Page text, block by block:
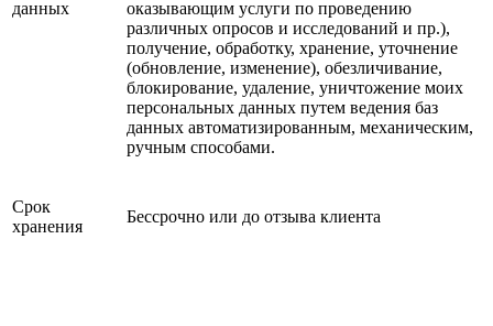
данных
оказывающим услуги по проведению
различных опросов и исследований и пр.),
получение, обработку, хранение, уточнение
(обновление, изменение), обезличивание,
блокирование, удаление, уничтожение моих
персональных данных путем ведения баз
данных автоматизированным, механическим,
ручным способами.
Срок
хранения
Бессрочно или до отзыва клиента